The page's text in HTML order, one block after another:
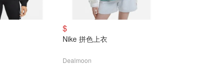
$
Nike 拼色上衣
Dealmoon